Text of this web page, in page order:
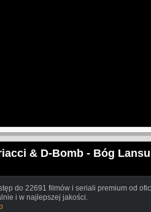
& D-Bomb - Bóg
do 22691 filmów i seriali premium od
i w najlepszej jakości.